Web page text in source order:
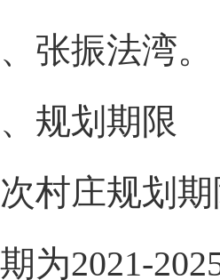
张振法湾。
规划期限
村庄规划
为2021-